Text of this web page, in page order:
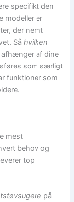
specifikt den
modeller er
der nemt
Såhvilken
afhænger af dine
som særligt
funktioner som
mest
behov og
top
på